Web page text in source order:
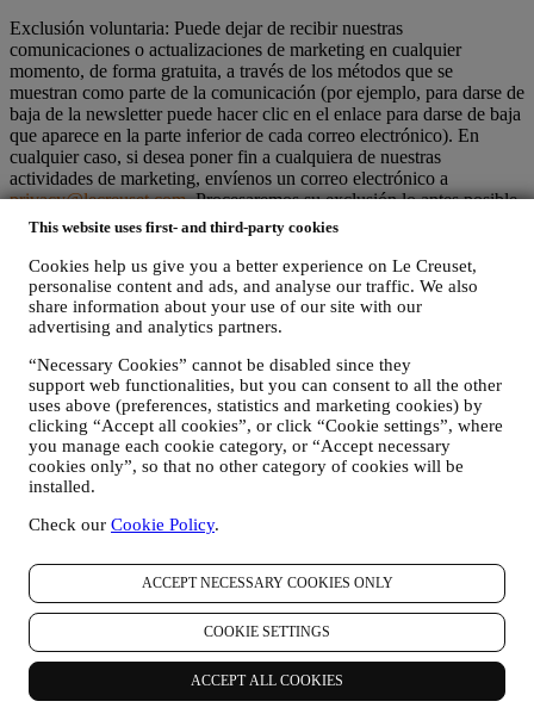
This website uses first- and third-party cookies
Cookies help us give you a better experience on Le Creuset,
personalise content and ads, and analyse our traffic. We also
share information about your use of our site with our
advertising and analytics partners.
“Necessary Cookies” cannot be disabled since they
support web functionalities, but you can consent to all the other
uses above (preferences, statistics and marketing cookies) by
clicking “Accept all cookies”, or click “Cookie settings”, where
you manage each cookie category, or “Accept necessary
cookies only”, so that no other category of cookies will be
installed.
Check our Cookie Policy.
ACCEPT NECESSARY COOKIES ONLY
COOKIE SETTINGS
ACCEPT ALL COOKIES
Exclusión voluntaria: Puede dejar de recibir nuestras
comunicaciones o actualizaciones de marketing en cualquier
momento, de forma gratuita, a través de los métodos que se
muestran como parte de la comunicación (por ejemplo, para darse de
baja de la newsletter puede hacer clic en el enlace para darse de baja
que aparece en la parte inferior de cada correo electrónico). En
cualquier caso, si desea poner fin a cualquiera de nuestras
actividades de marketing, envíenos un correo electrónico a
privacy@lecreuset.com. Procesaremos su exclusión lo antes posible,
pero en algunas circunstancias puede recibir algunos mensajes más
hasta que la exclusión se procese por completo.
recuerde que no pasamos ni vendemos sus datos de contacto y
otros datos personales a otras empresas para sus fines de
marketing.
enviar un correo electrónico solicitando la opinión sobre sus
productos. Estamos interesados en las opiniones de los productos de
nuestros clientes (si desean proporcionar dicha información) para
mejorar constantemente nuestros productos y servicios. Al final del
proceso de compra, también podemos invitarle a escribir su opinión
del producto. La opinión no es obligatoria, y usted es libre de
enviarla o no.
REORIENTACIÓN / ADAPTACIÓN DE NUESTRAS
OFERTAS Y MEJORA DE LA EXPERIENCIA DEL
CLIENTE Nos gustaría utilizar sus datos para adaptar
nuestros servicios y ofertas a sus necesidades y preferencias
para proporcionarle una experiencia de cliente personalizada
de Le Creuset. Lo haremos analizando sus hábitos o intereses,
por ejemplo, en relación con los productos más vistos, su
interacción con nosotros en las redes sociales, qué páginas de